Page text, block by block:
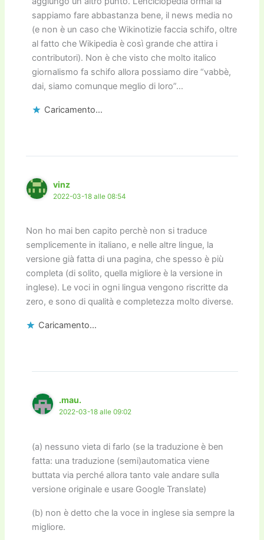
sappiamo fare abbastanza bene, il news media no
(e non è un caso che Wikinotizie faccia schifo, oltre
al fatto che Wikipedia è così grande che attira i
contributori). Non è che visto che molto italico
giornalismo fa schifo allora possiamo dire “vabbè,
dai, siamo comunque meglio di loro”…
Caricamento...
vinz
2022-03-18 alle 08:54
Non ho mai ben capito perchè non si traduce
semplicemente in italiano, e nelle altre lingue, la
versione già fatta di una pagina, che spesso è più
completa (di solito, quella migliore è la versione in
inglese). Le voci in ogni lingua vengono riscritte da
zero, e sono di qualità e completezza molto diverse.
Caricamento...
.mau.
2022-03-18 alle 09:02
(a) nessuno vieta di farlo (se la traduzione è ben
fatta: una traduzione (semi)automatica viene
buttata via perché allora tanto vale andare sulla
versione originale e usare Google Translate)
(b) non è detto che la voce in inglese sia sempre la
migliore.